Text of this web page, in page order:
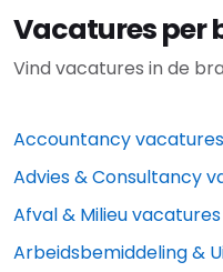
Vacatures per
Vind vacatures in de
Accountancy vacatures
Advies & Consultancy
Afval & Milieu vacatures
Arbeidsbemiddeling &